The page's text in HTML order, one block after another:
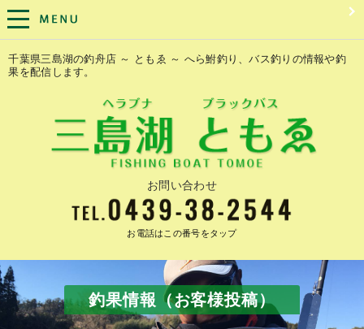
千葉県三島湖の釣舟店 ～ ともゑ ～ へら鮒釣り、バス釣りの情報や釣
果を配信します。
お問い合わせ
お電話はこの番号をタップ
釣果情報（お客様投稿）